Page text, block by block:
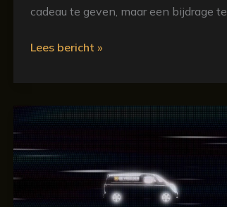
cadeau te geven, maar een bijdrage te
Lees bericht »
Techniek
toen!
Techniek